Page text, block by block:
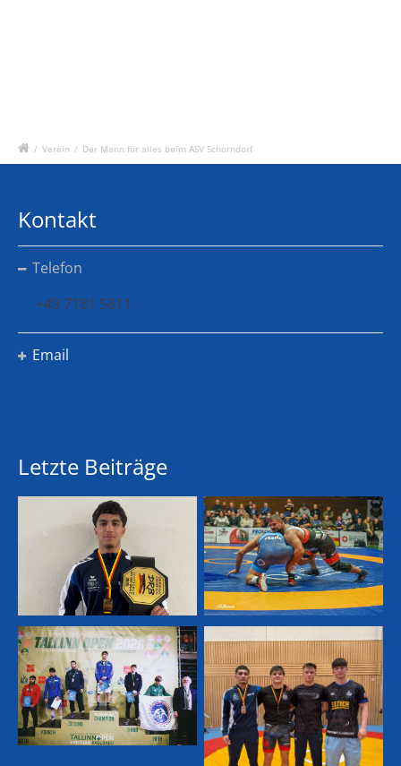
/ Verein / Der Mann für alles beim ASV Schorndorf
Kontakt
Telefon
+49 7181 5811
Email
Letzte Beiträge